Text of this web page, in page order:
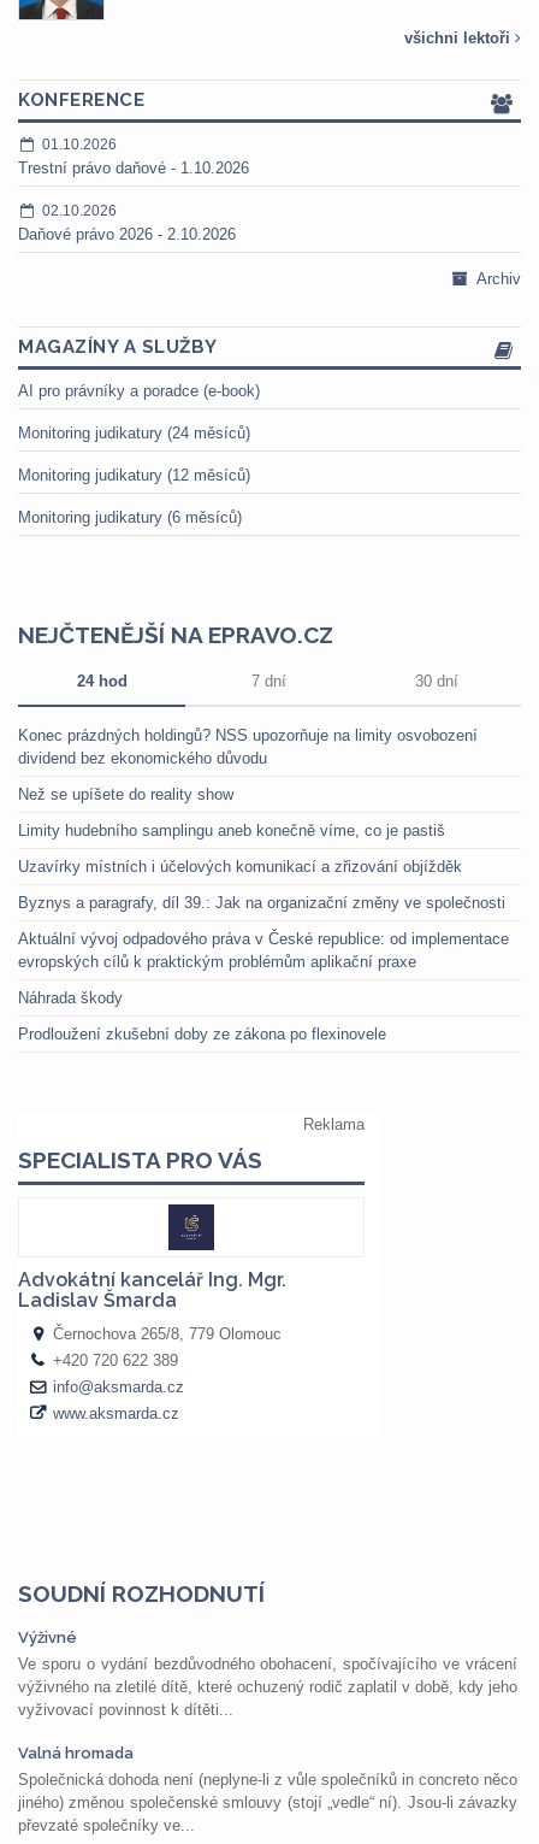
všichni lektoři
KONFERENCE
01.10.2026
Trestní právo daňové - 1.10.2026
02.10.2026
Daňové právo 2026 - 2.10.2026
Archiv
MAGAZÍNY A SLUŽBY
AI pro právníky a poradce (e-book)
Monitoring judikatury (24 měsíců)
Monitoring judikatury (12 měsíců)
Monitoring judikatury (6 měsíců)
NEJČTENĚJŠÍ NA EPRAVO.CZ
24 hod 7 dní 30 dní
Konec prázdných holdingů? NSS upozorňuje na limity osvobození
dividend bez ekonomického důvodu
Než se upíšete do reality show
Limity hudebního samplingu aneb konečně víme, co je pastiš
Uzavírky místních i účelových komunikací a zřizování objížděk
Byznys a paragrafy, díl 39.: Jak na organizační změny ve společnosti
Aktuální vývoj odpadového práva v České republice: od implementace
evropských cílů k praktickým problémům aplikační praxe
Náhrada škody
Prodloužení zkušební doby ze zákona po flexinovele
SOUDNÍ ROZHODNUTÍ
Výživné
Ve sporu o vydání bezdůvodného obohacení, spočívajícího ve vrácení
výživného na zletilé dítě, které ochuzený rodič zaplatil v době, kdy jeho
vyživovací povinnost k dítěti...
Valná hromada
Společnická dohoda není (neplyne-li z vůle společníků in concreto něco
jiného) změnou společenské smlouvy (stojí „vedle“ ní). Jsou-li závazky
převzaté společníky ve...